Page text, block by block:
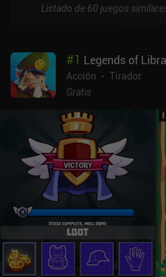
Listado de 60 juegos
#1 Legends of Libra
Acción
Tirador
Gratis